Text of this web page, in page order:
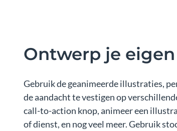
Ontwerp je eigen
Gebruik de geanimeerde illustraties,
de aandacht te vestigen op
call-to-action knop, animeer een
of dienst, en nog veel meer. Gebruik